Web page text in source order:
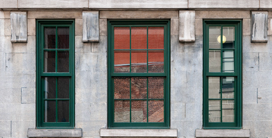
Fenêtres et murs